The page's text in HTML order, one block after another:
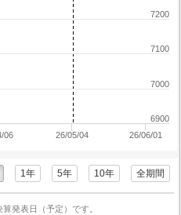
06 26/05/04 26/06/01
6900
7000
7100
7200
1年 5年 10年 全期間
発表日（予定）です。